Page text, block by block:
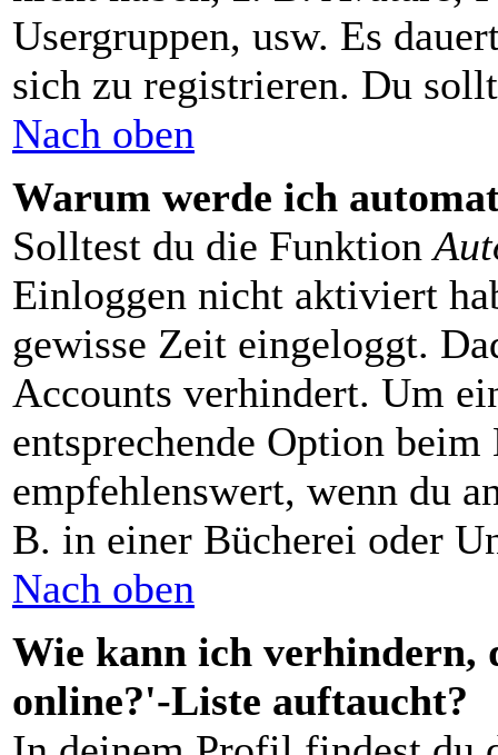
Usergruppen, usw. Es
sich zu registrieren. Du
Nach oben
Warum werde ich
Solltest du die Funktion
Einloggen nicht aktiviert
gewisse Zeit eingeloggt.
Accounts verhindert. Um
entsprechende Option
empfehlenswert, wenn du
B. in einer Bücherei oder
Nach oben
Wie kann ich verhindern,
online?'-Liste auftaucht?